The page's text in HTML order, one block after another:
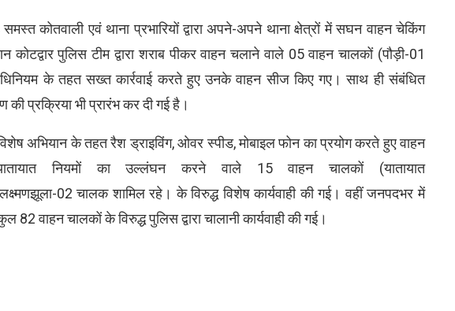
कोतवाली एवं थाना प्रभारियों द्वारा अपने-अपने थाना क्षेत्रों में सघन वाहन चेकिंग
कोटद्वार पुलिस टीम द्वारा शराब पीकर वाहन चलाने वाले 05 वाहन चालकों (पौड़ी-01
के तहत सख्त कार्रवाई करते हुए उनके वाहन सीज किए गए। साथ ही संबंधित
प्रक्रिया भी प्रारंभ कर दी गई है।
अभियान के तहत रैश ड्राइविंग, ओवर स्पीड, मोबाइल फोन का प्रयोग करते हुए वाहन
नियमों का उल्लंघन करने वाले 15 वाहन चालकों (यातायात
02 चालक शामिल रहे। के विरुद्ध विशेष कार्यवाही की गई। वहीं जनपदभर में
वाहन चालकों के विरुद्ध पुलिस द्वारा चालानी कार्यवाही की गई।